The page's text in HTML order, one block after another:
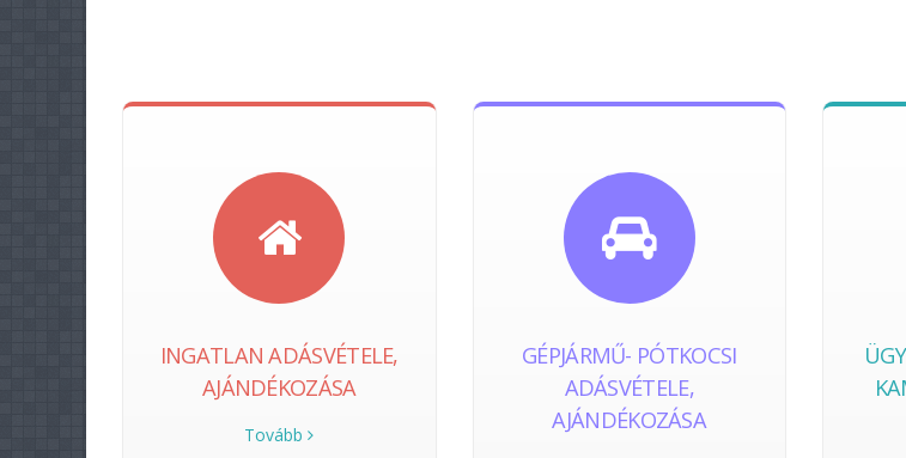
INGATLAN ADÁSVÉTELE,
AJÁNDÉKOZÁSA
Tovább
GÉPJÁRMŰ- PÓTKOCSI
ADÁSVÉTELE,
AJÁNDÉKOZÁSA